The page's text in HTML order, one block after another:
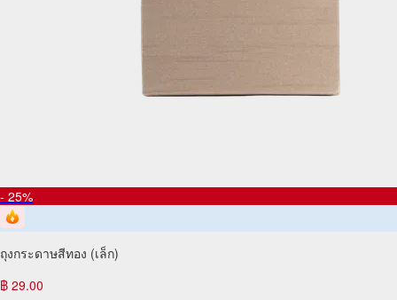
- 25%
ถุงกระดาษสีทอง (เล็ก)
฿ 29.00